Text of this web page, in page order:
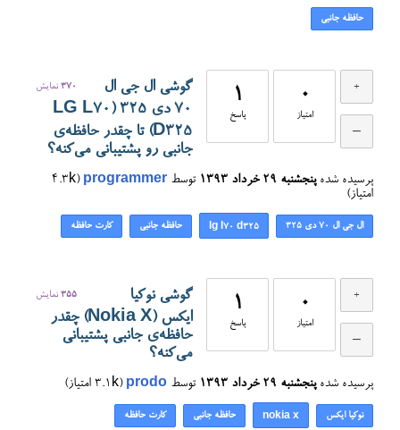
حافظه جانبی
0
امتیاز
1
پاسخ
370 نمایش
گوشی ال جی ال
70 دی ۳۲۵ (LG L70
D325) تا چقدر حافظه‌ی
جانبی رو پشتیبانی می‌کنه؟
پرسیده شده پنجشنبه ۲۹ خرداد ۱۳۹۳ توسط programmer
(
4.3k
امتیاز)
ال جی ال 70 دی ۳۲۵ lg l70 d325 حافظه جانبی کارت حافظه
0
امتیاز
1
پاسخ
355 نمایش
گوشی نوکیا
ایکس (Nokia X) چقدر
حافظه‌ی جانبی پشتیبانی
می‌کنه؟
پرسیده شده پنجشنبه ۲۹ خرداد ۱۳۹۳ توسط prodo
(
3.1k امتیاز)
نوکیا ایکس nokia x حافظه جانبی کارت حافظه